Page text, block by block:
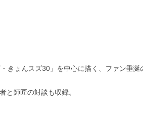
きょんスズ30」を中心に描く、ファン垂涎
と師匠の対談も収録。